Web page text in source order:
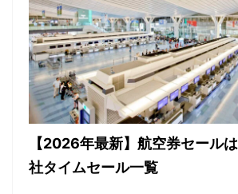
【2026年最新】航空券セール
社タイムセール一覧